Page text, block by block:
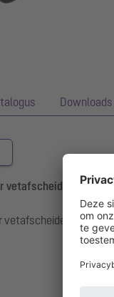
Downloads
NG 2 –
NG 2 –